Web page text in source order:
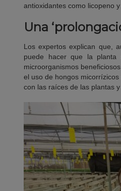
antioxidantes como licopeno
Una
Los expertos explican que,
puede hacer que la planta
microorganismos
el uso de hongos
con las raíces de las plantas